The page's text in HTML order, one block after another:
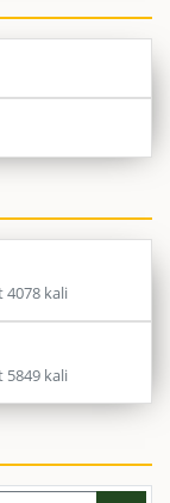
4078 kali
5849 kali